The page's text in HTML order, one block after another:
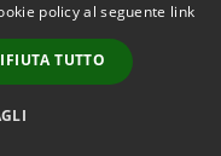
© 2026 • Comune di
San Giovanni Lupatoto •
by
policy al seguente link
TUTTO